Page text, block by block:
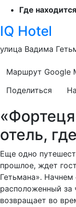
Где
IQ Hotel
улица Вадима
Маршрут Google
Поделиться
отель,
Еще одно
прошлое, ждет
Гетьмана». Начнем
расположенный за
возвращает во